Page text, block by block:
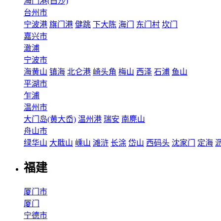
台州市
宁波港 旗门港 健跳 下大陈 海门 东门村 坎门
嘉兴市
澉浦
宁波市
海黄山 镇海 北仑港 崎头角 梅山 西泽 石浦 鱼山
平湖市
乍浦
温州市
大门岛(黄大岙) 温州港 瑞安 南麂山
舟山市
绿华山 大戢山 嵊山 滩浒 长涂 岱山 西码头 沈家门 定海
福建
厦门市
厦门
宁德市